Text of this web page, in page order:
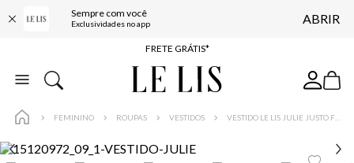
Sempre com você
Exclusividades no app ABRIR
ENTREGA EXPRESSA*
FRETE GRÁTIS*
BAIXE O APP
FEMININO ROUPAS VESTIDOS